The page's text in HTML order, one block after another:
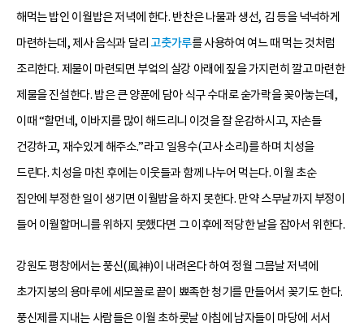
해먹는 밥인 이월밥은 저녁에 한다. 반찬은 나물과 생선, 김 등을 넉넉하게
마련하는데, 제사 음식과 달리 고춧가루를 사용하여 여느 때 먹는 것처럼
조리한다. 제물이 마련되면 부엌의 살강 아래에 짚을 가지런히 깔고 마련한
제물을 진설한다. 밥은 큰 양푼에 담아 식구 수대로 숟가락을 꽂아놓는데,
이때 “할먼네, 이바지를 많이 해드리니 이것을 잘 운감하시고, 자손들
건강하고, 재수있게 해주소.”라고 일용수(고사 소리)를 하며 치성을
드린다. 치성을 마친 후에는 이웃들과 함께 나누어 먹는다. 이월 초순
집안에 부정한 일이 생기면 이월밥을 하지 못한다. 만약 스무날까지 부정이
들어 이월할머니를 위하지 못했다면 그 이후에 적당한 날을 잡아서 위한다.
강원도 평창에서는 풍신(風神)이 내려온다 하여 정월 그믐날 저녁에
초가지붕의 용마루에 세모꼴로 끝이 뾰족한 청기를 만들어서 꽂기도 한다.
풍신제를 지내는 사람들은 이월 초하룻날 아침에 남자들이 마당에 서서